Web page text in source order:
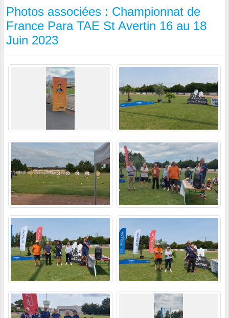
Photos associées : Championnat de
France Para TAE St Avertin 16 au 18
Juin 2023